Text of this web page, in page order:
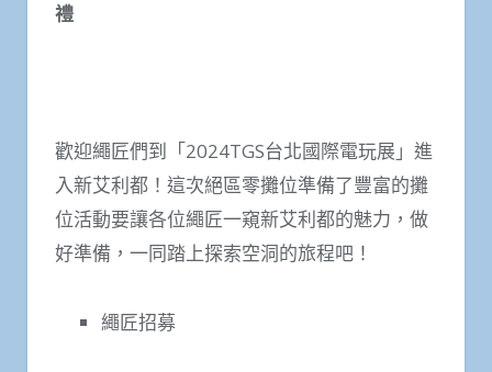
禮
歡迎繩匠們到「2024TGS台北國際電玩展」進
入新艾利都！這次絕區零攤位準備了豐富的攤
位活動要讓各位繩匠一窺新艾利都的魅力，做
好準備，一同踏上探索空洞的旅程吧！
繩匠招募